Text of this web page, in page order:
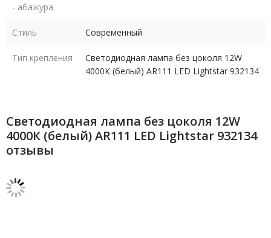
- абажура
Стиль Современный
Тип крепления
Светодиодная лампа без цоколя 12W
4000К (белый) AR111 LED Lightstar 932134
Светодиодная лампа без цоколя 12W
4000К (белый) AR111 LED Lightstar 932134
отзывы